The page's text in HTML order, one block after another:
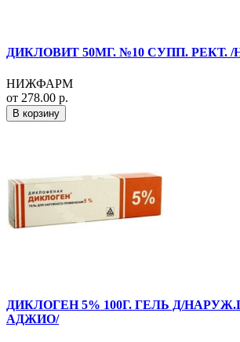
ДИКЛОВИТ 50МГ. №10 СУПП. РЕКТ.
НИЖФАРМ
от 278.00 р.
В корзину
ДИКЛОГЕН 5% 100Г. ГЕЛЬ Д/
АДЖИО/